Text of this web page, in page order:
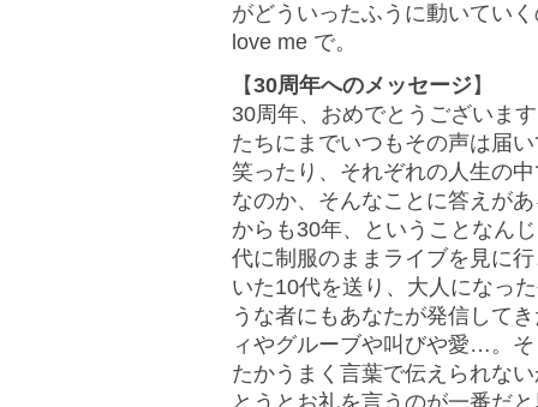
がどういったふうに動いてい
love me で。
【30周年へのメッセージ】
30周年、おめでとうございま
たちにまでいつもその声は届
笑ったり、それぞれの人生の
なのか、そんなことに答えが
からも30年、ということなん
代に制服のままライブを見に
いた10代を送り、大人になっ
うな者にもあなたが発信して
ィやグルーブや叫びや愛…。
たかうまく言葉で伝えられな
とうとお礼を言うのが一番だ